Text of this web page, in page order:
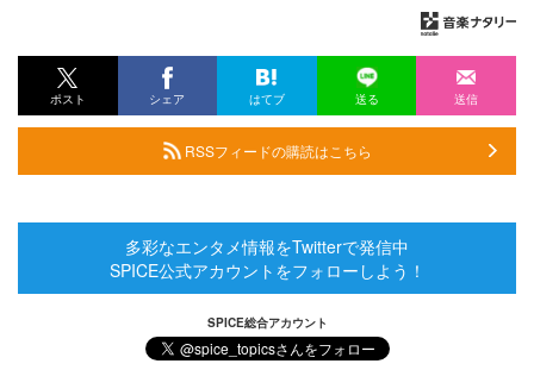
ポスト シェア はてブ 送る 送信
RSSフィードの購読はこちら
多彩なエンタメ情報をTwitterで発信中
SPICE公式アカウントをフォローしよう！
SPICE総合アカウント